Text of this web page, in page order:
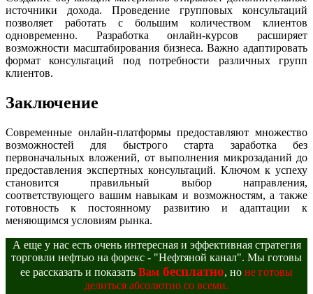
источники дохода. Проведение групповых консультаций
позволяет работать с большим количеством клиентов
одновременно. Разработка онлайн-курсов расширяет
возможности масштабирования бизнеса. Важно адаптировать
формат консультаций под потребности различных групп
клиентов.
Заключение
Современные онлайн-платформы предоставляют множество
возможностей для быстрого старта заработка без
первоначальных вложений, от выполнения микрозаданий до
предоставления экспертных консультаций. Ключом к успеху
становится правильный выбор направления,
соответствующего вашим навыкам и возможностям, а также
готовность к постоянному развитию и адаптации к
меняющимся условиям рынка.
А еще у нас есть очень интересная и эффективная стратегия
торговли нефтью на форекс - "Нефтяной канал". Мы готовы
ее рассказать и показать Вам бесплатно, но не готовы
делиться абсолютно со всеми.